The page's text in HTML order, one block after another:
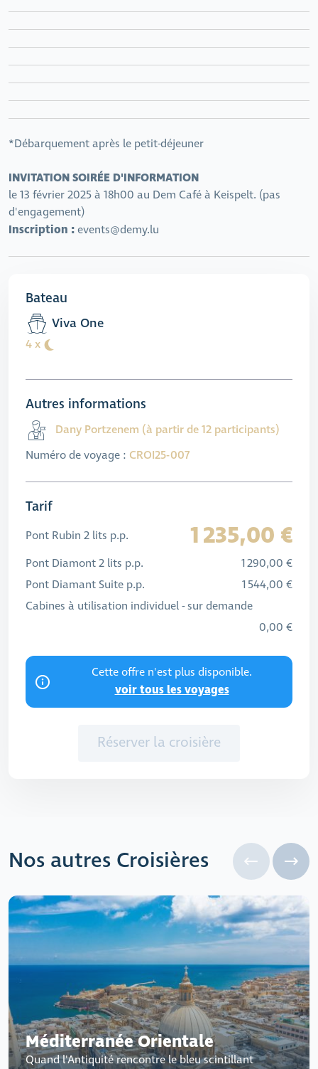
*Débarquement après le petit-déjeuner
INVITATION SOIRÉE D'INFORMATION
le 13 février 2025 à 18h00 au Dem Café à Keispelt. (pas
d'engagement)
Inscription :events@demy.lu
Bateau
Viva One
4 x
Autres informations
Dany Portzenem (à partir de 12 participants)
Numéro de voyage : CROI25-007
Tarif
Pont Rubin 2 lits p.p. 1 235,00 €
Pont Diamont 2 lits p.p.
1 290,00 €
Pont Diamant Suite p.p.
1 544,00 €
Cabines à utilisation individuel - sur demande
0,00 €
Cette offre n'est plus disponible.
voir tous les voyages
Réserver la croisière
Nos autres Croisières
Méditerranée Orientale
Quand l'Antiquité rencontre le bleu scintillant